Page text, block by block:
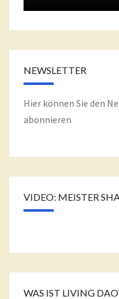
NEWSLETTER
Hier können Sie den
abonnieren
VIDEO: MEISTER
WAS IST LIVING